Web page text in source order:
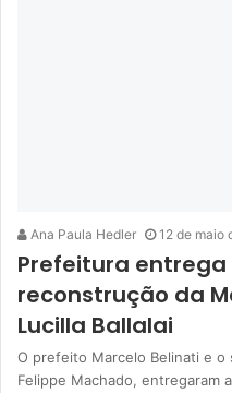
Ana Paula Hedler 12 de maio
Prefeitura
reconstrução da
Lucilla Ballalai
O prefeito Marcelo Belinati e o
Felippe Machado, entregaram